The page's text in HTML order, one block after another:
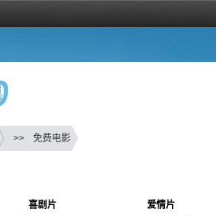
>> 免费电影
喜剧片
爱情片